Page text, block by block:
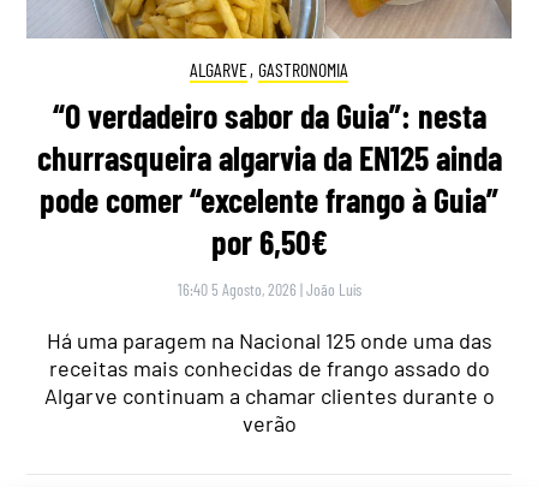
ALGARVE, GASTRONOMIA
“O verdadeiro sabor da Guia”: nesta
churrasqueira algarvia da EN125 ainda
pode comer “excelente frango à Guia”
por 6,50€
16:40 5 Agosto, 2026 |João Luís
Há uma paragem na Nacional 125 onde uma das
receitas mais conhecidas de frango assado do
Algarve continuam a chamar clientes durante o
verão